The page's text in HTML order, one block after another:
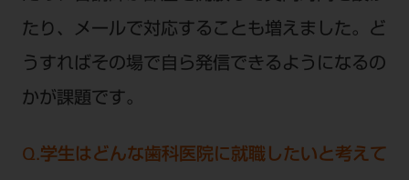
たり、メールで対応することも増えました。ど
うすればその場で自ら発信できるようになるの
かが課題です。
Q.学生はどんな歯科医院に就職したいと考えて